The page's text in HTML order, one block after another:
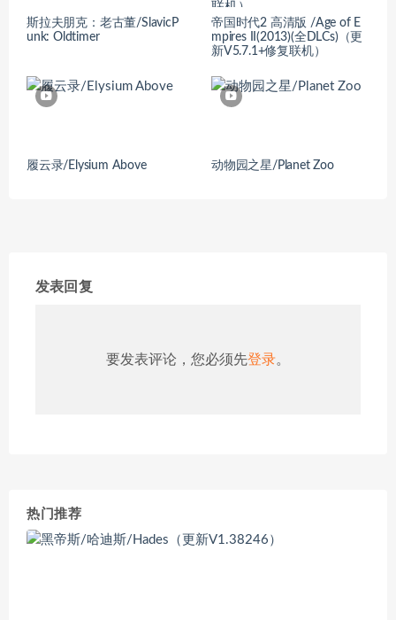
斯拉夫朋克：老古董/SlavicP
unk: Oldtimer
帝国时代2 高清版 /Age of E
mpires II(2013)(全DLCs)（更
新V5.7.1+修复联机）
履云录/Elysium Above 动物园之星/Planet Zoo
发表回复
要发表评论，您必须先登录。
热门推荐